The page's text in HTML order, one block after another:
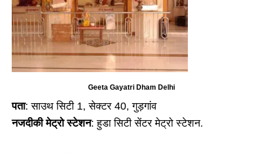
Geeta Gayatri Dham Delhi
पता: साउथ सिटी 1, सेक्टर 40, गुड़गांव
नजदीकी मेट्रो स्टेशन: हुडा सिटी सेंटर मेट्रो स्टेशन.